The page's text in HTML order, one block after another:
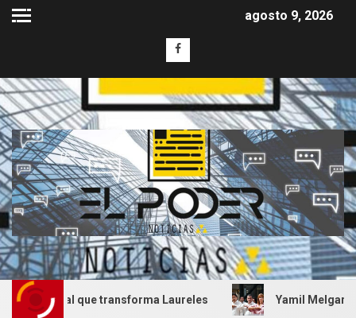
agosto 9, 2026
transforma Laureles Yamil Melgar honra el legado